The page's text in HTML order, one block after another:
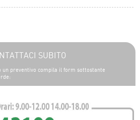
SUBITO
preventivo compila il form sottostante